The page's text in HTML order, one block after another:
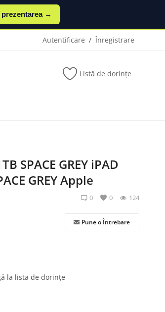
→
Autentificare / Înregistrare
Listă de dorințe
SPACE GREY iPAD
GREY Apple
0 0 124
Pune o Întrebare
la lista de dorințe